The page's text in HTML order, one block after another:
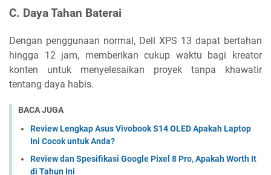
C. Daya Tahan Baterai
Dengan penggunaan normal, Dell XPS 13 dapat bertahan
hingga 12 jam, memberikan cukup waktu bagi kreator
konten untuk menyelesaikan proyek tanpa khawatir
tentang daya habis.
BACA JUGA
Review Lengkap Asus Vivobook S14 OLED Apakah Laptop
Ini Cocok untuk Anda?
Review dan Spesifikasi Google Pixel 8 Pro, Apakah Worth It
di Tahun Ini